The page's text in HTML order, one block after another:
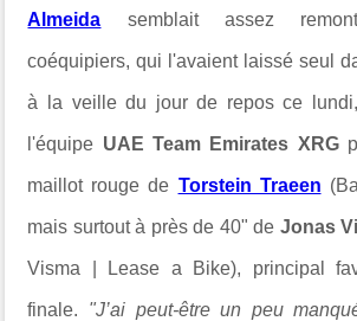
Almeida semblait assez
coéquipiers, qui l'avaient laissé seul
à la veille du jour de repos ce
l'équipe UAE Team Emirates XRG
maillot rouge de Torstein Traeen
mais surtout à près de 40" de Jonas
Visma | Lease a Bike), principal
finale. "J’ai peut-être un peu